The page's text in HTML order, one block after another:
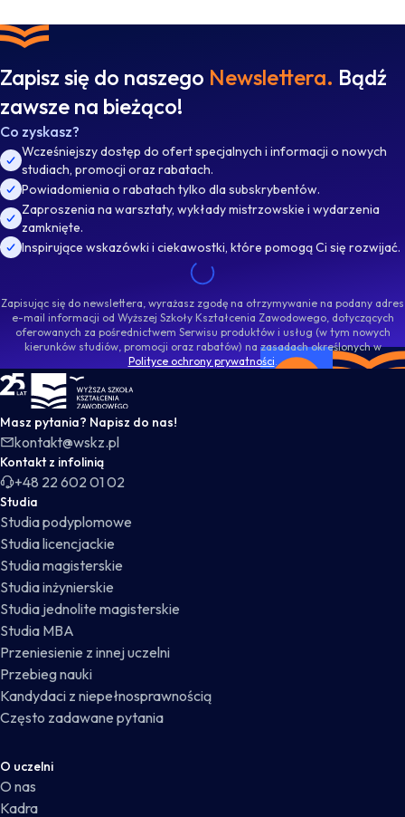
Zapisz się do naszego Newslettera. Bądź
zawsze na bieżąco!
Co zyskasz?
Wcześniejszy dostęp do ofert specjalnych i informacji o nowych
studiach, promocji oraz rabatach.
Powiadomienia o rabatach tylko dla subskrybentów.
Zaproszenia na warsztaty, wykłady mistrzowskie i wydarzenia
zamknięte.
Inspirujące wskazówki i ciekawostki, które pomogą Ci się rozwijać.
Zapisując się do newslettera, wyrażasz zgodę na otrzymywanie na podany adres
e-mail informacji od Wyższej Szkoły Kształcenia Zawodowego, dotyczących
oferowanych za pośrednictwem Serwisu produktów i usług (w tym nowych
kierunków studiów, promocji oraz rabatów) na zasadach określonych w
Polityce ochrony prywatności.
WSKZ - strona główna
Masz pytania? Napisz do nas!
kontakt@wskz.pl
Kontakt z infolinią
+48 22 602 01 02
Studia
Studia podyplomowe
Studia licencjackie
Studia magisterskie
Studia inżynierskie
Studia jednolite magisterskie
Studia MBA
Przeniesienie z innej uczelni
Przebieg nauki
Kandydaci z niepełnosprawnością
Często zadawane pytania
O uczelni
O nas
Kadra